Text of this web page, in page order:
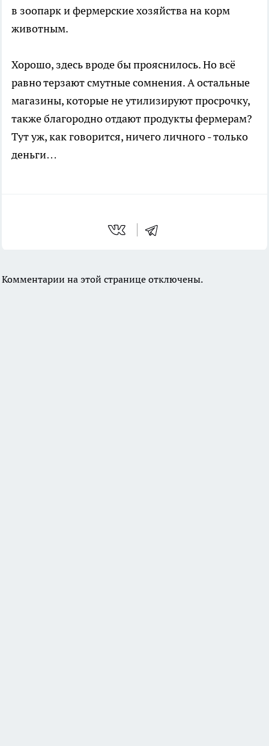
в зоопарк и фермерские хозяйства на корм
животным.
Хорошо, здесь вроде бы прояснилось. Но всё
равно терзают смутные сомнения. А остальные
магазины, которые не утилизируют просрочку,
также благородно отдают продукты фермерам?
Тут уж, как говорится, ничего личного - только
деньги…
Комментарии на этой странице отключены.